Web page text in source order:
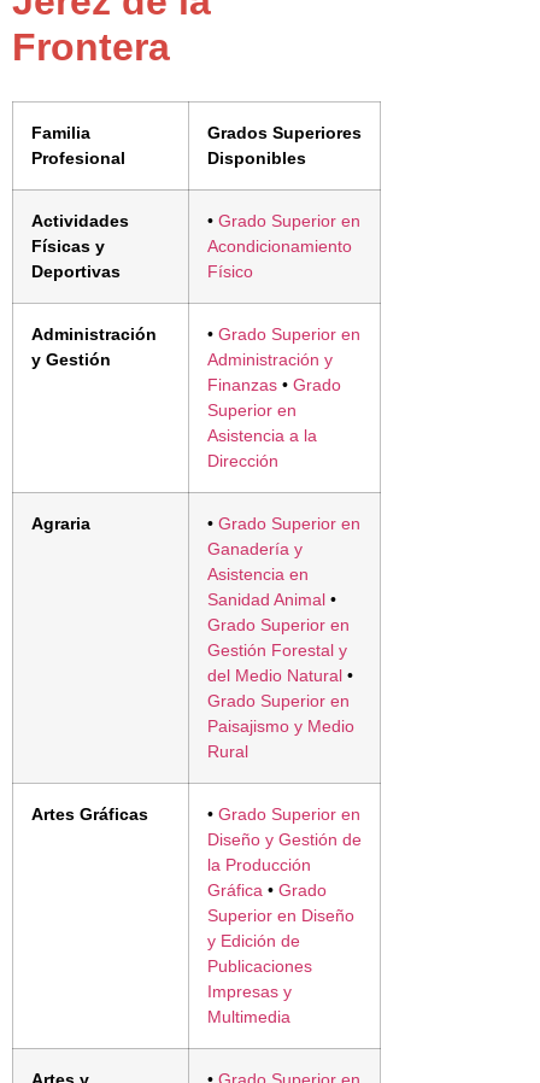
Frontera
Familia
Profesional
Grados Superiores
Disponibles
Actividades
Físicas y
Deportivas
• Grado Superior en
Acondicionamiento
Físico
Administración
y Gestión
• Grado Superior en
Administración y
Finanzas • Grado
Superior en
Asistencia a la
Dirección
Agraria • Grado Superior en
Ganadería y
Asistencia en
Sanidad Animal •
Grado Superior en
Gestión Forestal y
del Medio Natural •
Grado Superior en
Paisajismo y Medio
Rural
Artes Gráficas • Grado Superior en
Diseño y Gestión de
la Producción
Gráfica • Grado
Superior en Diseño
y Edición de
Publicaciones
Impresas y
Multimedia